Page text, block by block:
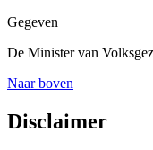
Gegeven
De Minister van
Naar boven
Disclaimer